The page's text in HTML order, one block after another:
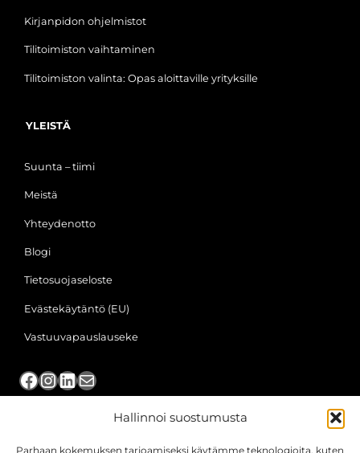
Hallinnoi suostumusta
Parhaan kokemuksen tarjoamiseksi käytämme teknologioita, kuten
Kirjanpidon ohjelmistot
Tilitoimiston vaihtaminen
Tilitoimiston valinta: Opas aloittaville yrityksille
YLEISTÄ
Suunta – tiimi
Meistä
Yhteydenotto
Blogi
Tietosuojaseloste
Evästekäytäntö (EU)
Vastuuvapauslauseke
Facebook
Instagram
LinkedIn
Sähköposti